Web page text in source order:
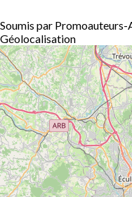
Soumis par Promoauteurs-
Géolocalisation